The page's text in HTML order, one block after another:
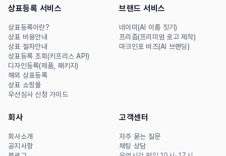
상표등록 서비스
상표등록이란?
상표 비용안내
상표 절차안내
상표등록 조회(키프리스 API)
디자인등록(제품, 패키지)
해외 상표등록
상표 쇼핑몰
우선심사 신청 가이드
브랜드 서비스
네이미(AI 이름 짓기)
프리즘(프리미엄 로고 제작)
마크인포 비즈(AI 브랜딩)
회사
회사소개
공지사항
고객센터
자주 묻는 질문
채팅 상담